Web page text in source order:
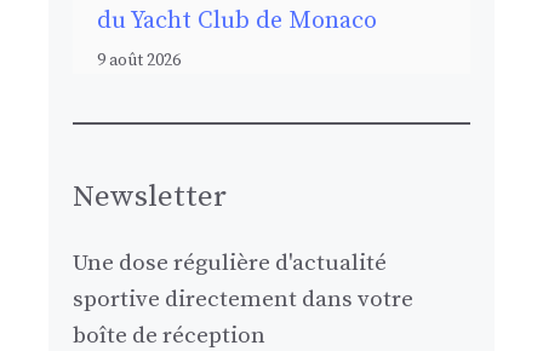
du Yacht Club de Monaco
9 août 2026
Newsletter
Une dose régulière d'actualité
sportive directement dans votre
boîte de réception